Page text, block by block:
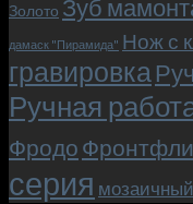
Золото Зуб
дамаск "Пирамида" Нож с
гравировка
Ручная
Фродо
серия